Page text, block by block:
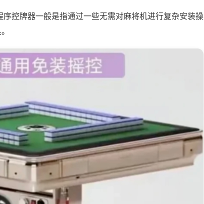
控牌器一般是指通过一些无需对麻将机进行复杂安装操